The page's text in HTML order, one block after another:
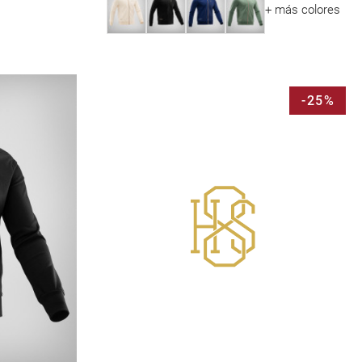
+ más colores
-25%